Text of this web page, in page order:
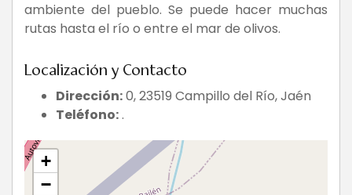
ambiente del pueblo. Se puede hacer muchas
rutas hasta el río o entre el mar de olivos.
Localización y Contacto
Dirección:0, 23519 Campillo del Río, Jaén
Teléfono:.
+
−